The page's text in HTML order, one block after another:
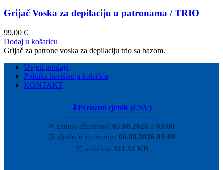
Grijač Voska za depilaciju u patronama / TRIO
99,00 €
Dodaj u košaricu
Grijač za patrone voska za depilaciju trio sa bazom.
Uvjeti prodaje
Politika korištenja kolačića
KONTAKT
⬇Preuzmi cjenik (CSV)
⟳ zadnje ažurirano: 05.08.2026 u 03:00
⏰ sljedeće ažuriranje: 06.08.2026 03:00
📦veličina: 321.52 KB